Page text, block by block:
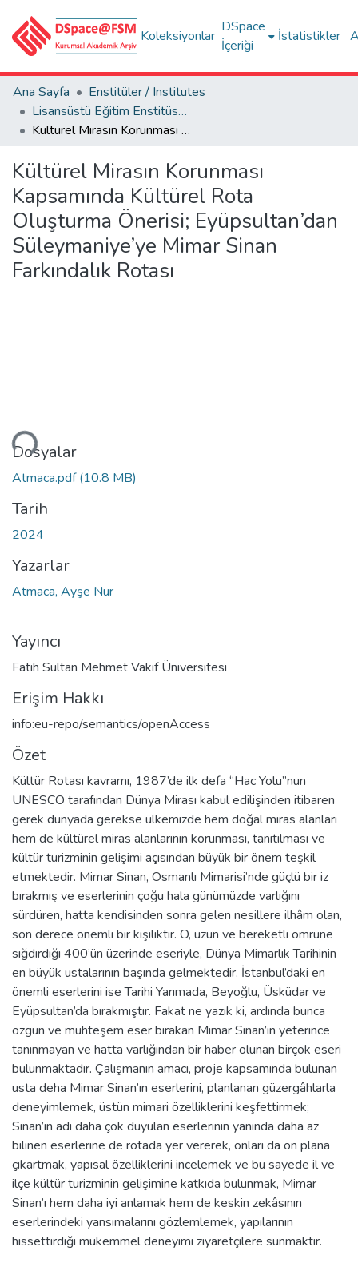
Koleksiyonlar
DSpace
İçeriği
İstatistikler
Ana Sayfa
Enstitüler / Institutes
Lisansüstü Eğitim Enstitüsü Tez Koleksiyonu
Kültürel Mirasın Korunması Kapsamında Kültürel Rota Oluşturma Önerisi; Eyüpsultan’dan Süleymaniye’ye Mimar Sinan Farkındalık Rotası
Kültürel Mirasın Korunması
Kapsamında Kültürel Rota
Oluşturma Önerisi; Eyüpsultan’dan
Süleymaniye’ye Mimar Sinan
Farkındalık Rotası
Dosyalar
Atmaca.pdf(10.8 MB)
Tarih
2024
Yazarlar
Atmaca, Ayşe Nur
Yayıncı
Fatih Sultan Mehmet Vakıf Üniversitesi
Erişim Hakkı
info:eu-repo/semantics/openAccess
Özet
Kültür Rotası kavramı, 1987’de ilk defa “Hac Yolu”nun
UNESCO tarafından Dünya Mirası kabul edilişinden itibaren
gerek dünyada gerekse ülkemizde hem doğal miras alanları
hem de kültürel miras alanlarının korunması, tanıtılması ve
kültür turizminin gelişimi açısından büyük bir önem teşkil
etmektedir. Mimar Sinan, Osmanlı Mimarisi’nde güçlü bir iz
bırakmış ve eserlerinin çoğu hala günümüzde varlığını
sürdüren, hatta kendisinden sonra gelen nesillere ilhâm olan,
son derece önemli bir kişiliktir. O, uzun ve bereketli ömrüne
sığdırdığı 400’ün üzerinde eseriyle, Dünya Mimarlık Tarihinin
en büyük ustalarının başında gelmektedir. İstanbul’daki en
önemli eserlerini ise Tarihi Yarımada, Beyoğlu, Üsküdar ve
Eyüpsultan’da bırakmıştır. Fakat ne yazık ki, ardında bunca
özgün ve muhteşem eser bırakan Mimar Sinan’ın yeterince
tanınmayan ve hatta varlığından bir haber olunan birçok eseri
bulunmaktadır. Çalışmanın amacı, proje kapsamında bulunan
usta deha Mimar Sinan’ın eserlerini, planlanan güzergâhlarla
deneyimlemek, üstün mimari özelliklerini keşfettirmek;
Sinan’ın adı daha çok duyulan eserlerinin yanında daha az
bilinen eserlerine de rotada yer vererek, onları da ön plana
çıkartmak, yapısal özelliklerini incelemek ve bu sayede il ve
ilçe kültür turizminin gelişimine katkıda bulunmak, Mimar
Sinan’ı hem daha iyi anlamak hem de keskin zekâsının
eserlerindeki yansımalarını gözlemlemek, yapılarının
hissettirdiği mükemmel deneyimi ziyaretçilere sunmaktır.